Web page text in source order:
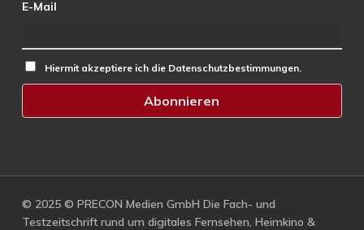
E-Mail
Hiermit akzeptiere ich die Datenschutzbestimmungen.
© 2025 © PRECON Medien GmbH Die Fach- und
Testzeitschrift rund um digitales Fernsehen, Heimkino &